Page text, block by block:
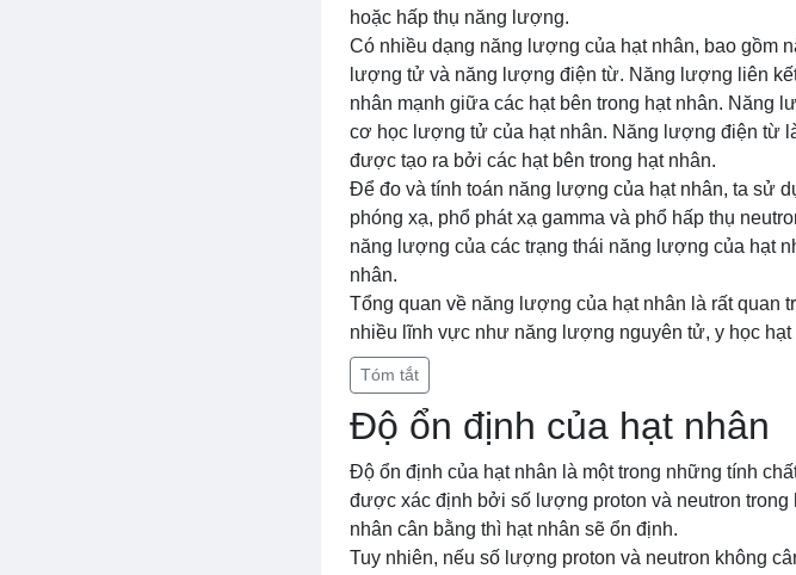
hoặc hấp thụ năng lượng.
Có nhiều dạng năng lượng của hạt nhân, bao gồm
lượng tử và năng lượng điện từ. Năng lượng liên
nhân mạnh giữa các hạt bên trong hạt nhân.
cơ học lượng tử của hạt nhân. Năng lượng điện từ
được tạo ra bởi các hạt bên trong hạt nhân.
Để đo và tính toán năng lượng của hạt nhân, ta sử
phóng xạ, phổ phát xạ gamma và phổ hấp thụ
năng lượng của các trạng thái năng lượng của hạt
nhân.
Tổng quan về năng lượng của hạt nhân là rất quan
nhiều lĩnh vực như năng lượng nguyên tử, y học hạt
Tóm tắt
Độ ổn định của hạt nhân
Độ ổn định của hạt nhân là một trong những tính
được xác định bởi số lượng proton và neutron
nhân cân bằng thì hạt nhân sẽ ổn định.
Tuy nhiên, nếu số lượng proton và neutron không